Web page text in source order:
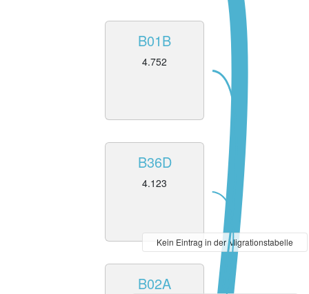
B01B
4.752
B36D
4.123
B02A
Kein Eintrag in der Migrationstabelle